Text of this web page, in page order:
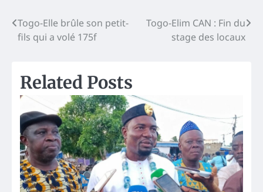
Post
navigation
Togo-Elle brûle son petit-
fils qui a volé 175f
Togo-Elim CAN : Fin du
stage des locaux
Related Posts